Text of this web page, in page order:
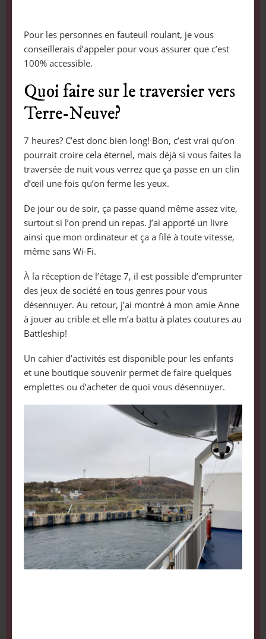
Pour les personnes en fauteuil roulant, je vous
conseillerais d’appeler pour vous assurer que c’est
100% accessible.
Quoi faire sur le traversier vers
Terre-Neuve?
7 heures? C’est donc bien long! Bon, c’est vrai qu’on
pourrait croire cela éternel, mais déjà si vous faites la
traversée de nuit vous verrez que ça passe en un clin
d’œil une fois qu’on ferme les yeux.
De jour ou de soir, ça passe quand même assez vite,
surtout si l’on prend un repas. J’ai apporté un livre
ainsi que mon ordinateur et ça a filé à toute vitesse,
même sans Wi-Fi.
À la réception de l’étage 7, il est possible d’emprunter
des jeux de société en tous genres pour vous
désennuyer. Au retour, j’ai montré à mon amie Anne
à jouer au crible et elle m’a battu à plates coutures au
Battleship!
Un cahier d’activités est disponible pour les enfants
et une boutique souvenir permet de faire quelques
emplettes ou d’acheter de quoi vous désennuyer.